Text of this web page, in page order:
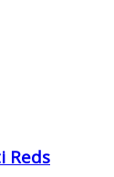
Reds